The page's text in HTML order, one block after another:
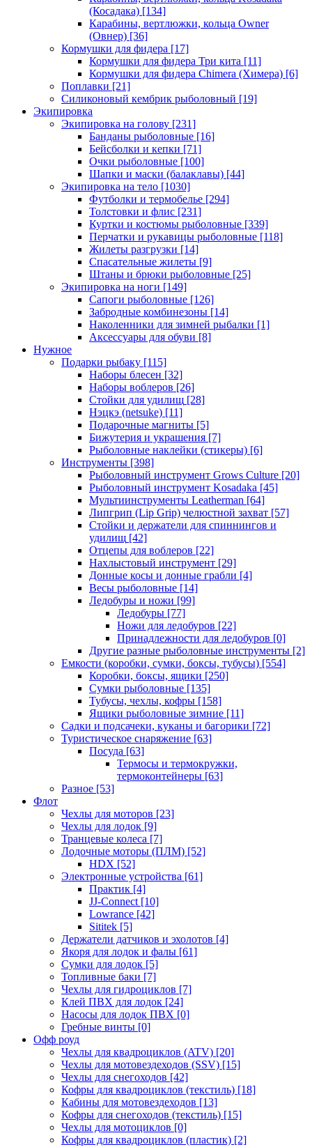
(Косадака) [134]
Карабины, вертлюжки, кольца Owner
(Овнер) [36]
Кормушки для фидера [17]
Кормушки для фидера Три кита [11]
Кормушки для фидера Chimera (Химера) [6]
Поплавки [21]
Силиконовый кембрик рыболовный [19]
Экипировка
Экипировка на голову [231]
Банданы рыболовные [16]
Бейсболки и кепки [71]
Очки рыболовные [100]
Шапки и маски (балаклавы) [44]
Экипировка на тело [1030]
Футболки и термобелье [294]
Толстовки и флис [231]
Куртки и костюмы рыболовные [339]
Перчатки и рукавицы рыболовные [118]
Жилеты разгрузки [14]
Спасательные жилеты [9]
Штаны и брюки рыболовные [25]
Экипировка на ноги [149]
Сапоги рыболовные [126]
Забродные комбинезоны [14]
Наколенники для зимней рыбалки [1]
Аксессуары для обуви [8]
Нужное
Подарки рыбаку [115]
Наборы блесен [32]
Наборы воблеров [26]
Стойки для удилищ [28]
Нэцкэ (netsuke) [11]
Подарочные магниты [5]
Бижутерия и украшения [7]
Рыболовные наклейки (стикеры) [6]
Инструменты [398]
Рыболовный инструмент Grows Culture [20]
Рыболовный инструмент Kosadaka [45]
Мультиинструменты Leatherman [64]
Липгрип (Lip Grip) челюстной захват [57]
Стойки и держатели для спиннингов и
удилищ [42]
Отцепы для воблеров [22]
Нахлыстовый инструмент [29]
Донные косы и донные грабли [4]
Весы рыболовные [14]
Ледобуры и ножи [99]
Ледобуры [77]
Ножи для ледобуров [22]
Принадлежности для ледобуров [0]
Другие разные рыболовные инструменты [2]
Емкости (коробки, сумки, боксы, тубусы) [554]
Коробки, боксы, ящики [250]
Сумки рыболовные [135]
Тубусы, чехлы, кофры [158]
Ящики рыболовные зимние [11]
Садки и подсачеки, куканы и багорики [72]
Туристическое снаряжение [63]
Посуда [63]
Термосы и термокружки,
термоконтейнеры [63]
Разное [53]
Флот
Чехлы для моторов [23]
Чехлы для лодок [9]
Транцевые колеса [7]
Лодочные моторы (ПЛМ) [52]
HDX [52]
Электронные устройства [61]
Практик [4]
JJ-Connect [10]
Lowrance [42]
Sititek [5]
Держатели датчиков и эхолотов [4]
Якоря для лодок и фалы [61]
Сумки для лодок [5]
Топливные баки [7]
Чехлы для гидроциклов [7]
Клей ПВХ для лодок [24]
Насосы для лодок ПВХ [0]
Гребные винты [0]
Офф роуд
Чехлы для квадроциклов (ATV) [20]
Чехлы для мотовездеходов (SSV) [15]
Чехлы для снегоходов [42]
Кофры для квадроциклов (текстиль) [18]
Кабины для мотовездеходов [13]
Кофры для снегоходов (текстиль) [15]
Чехлы для мотоциклов [0]
Кофры для квадроциклов (пластик) [2]